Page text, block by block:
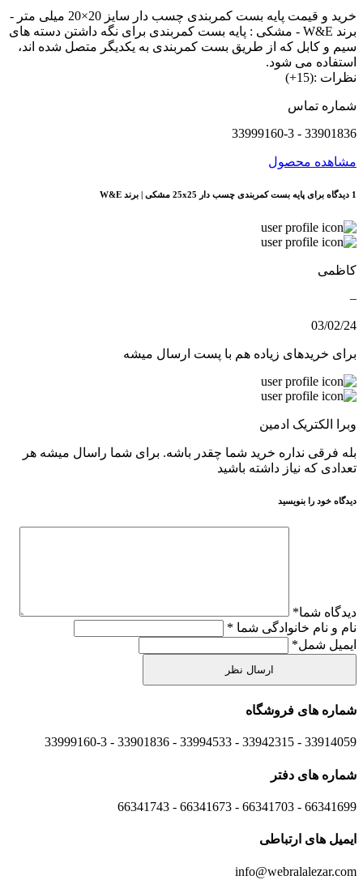
خرید و قیمت پایه بست کمربندی چسب دار سایز 20×20 میلی متر -
برند W&E - مشکی : پایه بست کمربندی برای نگه داشتن دسته های
سیم و کابل که از طریق بست کمربندی به یکدیگر متصل شده اند،
استفاده می شود.
نظرات :(15+)
شماره تماس
33901836 - 33999160-3
مشاهده محصول
1 دیدگاه برای پایه بست کمربندی چسب دار 25x25 مشکی | برند W&E
کاظمی
–
03/02/24
برای خریدهای زیاده هم با پست ارسال میشه
وبرا الکتریک ادمین
بله فرقی نداره خرید شما چقدر باشه. برای شما راسال میشه هر
تعدادی که نیاز داشته باشید
دیدگاه خود را بنویسید
دیدگاه شما*
نام و نام خانوادگی شما *
ایمیل شمل*
شماره های فروشگاه
33914059 - 33942315 - 33994533 - 33901836 - 33999160-3 ​
شماره های دفتر
66341699 - 66341703 - 66341673 - 66341743
ایمیل های ارتباطی
info@webralalezar.com